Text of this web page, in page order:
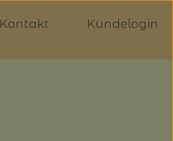
Kontakt Kundelogin